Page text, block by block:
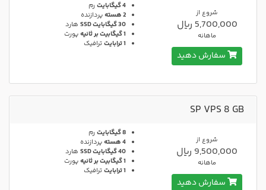
4 گیگابایت
رم
2 هسته
پردازنده
30 گیگابایت SSD
هارد
1 گیگابیت بر ثانیه
پورت
1 ترابایت
ترافیک
شروع از
5,700,000 ریال
ماهانه
سفارش دهید
SP VPS 8 GB
8 گیگابایت
رم
4 هسته
پردازنده
40 گیگابایت SSD
هارد
1 گیگابیت بر ثانیه
پورت
1 ترابایت
ترافیک
شروع از
9,500,000 ریال
ماهانه
سفارش دهید